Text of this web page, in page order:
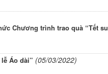
Chương trình trao quà “Tết
Áo dài” (05/03/2022)